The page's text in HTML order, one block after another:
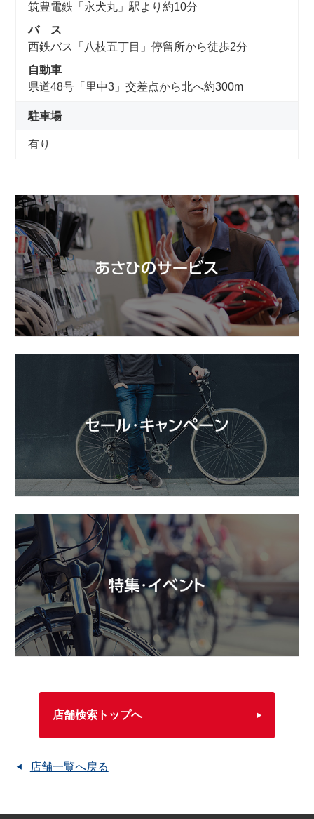
筑豊電鉄「永犬丸」駅より約10分
バ ス
西鉄バス「八枝五丁目」停留所から徒歩2分
自動車
県道48号「里中3」交差点から北へ約300m
駐車場
有り
店舗検索トップへ
店舗一覧へ戻る